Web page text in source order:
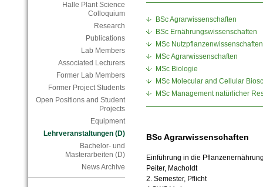
Halle Plant Science
Colloquium
Research
Publications
Lab Members
Associated Lecturers
Former Lab Members
Former Project Students
Open Positions and Student
Projects
Equipment
Lehrveranstaltungen (D)
Bachelor- und
Masterarbeiten (D)
News Archive
BSc Agrarwissenschaften
BSc Ernährungswissenschaften
MSc Nutzpflanzenwissenschaften
MSc Agrarwissenschaften
MSc Biologie
MSc Molecular and Cellular
MSc Management natürlicher
BSc Agrarwissenschaften
Einführung in die
Peiter, Macholdt
2. Semester, Pflicht